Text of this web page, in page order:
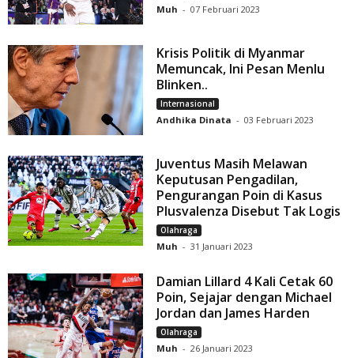
Muh - 07 Februari 2023
Krisis Politik di Myanmar
Memuncak, Ini Pesan Menlu
Blinken..
Internasional
Andhika Dinata - 03 Februari 2023
Juventus Masih Melawan
Keputusan Pengadilan,
Pengurangan Poin di Kasus
Plusvalenza Disebut Tak Logis
Olahraga
Muh - 31 Januari 2023
Damian Lillard 4 Kali Cetak 60
Poin, Sejajar dengan Michael
Jordan dan James Harden
Olahraga
Muh - 26 Januari 2023